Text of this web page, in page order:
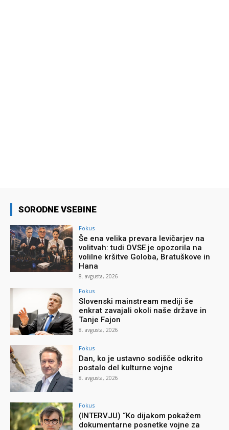
SORODNE VSEBINE
Fokus
Še ena velika prevara levičarjev na
volitvah: tudi OVSE je opozorila na
volilne kršitve Goloba, Bratuškove in
Hana
8. avgusta, 2026
Fokus
Slovenski mainstream mediji še
enkrat zavajali okoli naše države in
Tanje Fajon
8. avgusta, 2026
Fokus
Dan, ko je ustavno sodišče odkrito
postalo del kulturne vojne
8. avgusta, 2026
Fokus
(INTERVJU) “Ko dijakom pokažem
dokumentarne posnetke vojne za